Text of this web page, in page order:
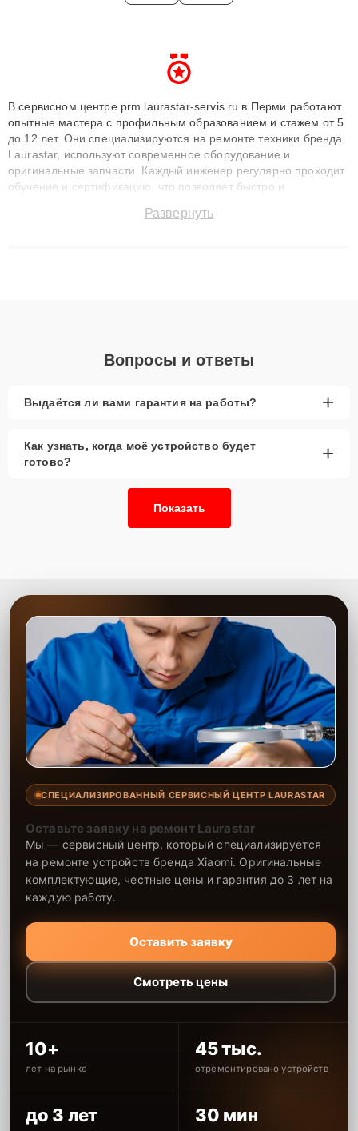
В сервисном центре prm.laurastar-servis.ru в Перми работают
опытные мастера с профильным образованием и стажем от 5
до 12 лет. Они специализируются на ремонте техники бренда
Laurastar, используют современное оборудование и
оригинальные запчасти. Каждый инженер регулярно проходит
обучение и сертификацию, что позволяет быстро и
сохранением гарантии до 3 лет. Наши мастера решают
Развернуть
Вопросы и ответы
Выдаётся ли вами гарантия на работы? +
Как узнать, когда моё устройство будет
готово?
+
Показать
СПЕЦИАЛИЗИРОВАННЫЙ СЕРВИСНЫЙ ЦЕНТР LAURASTAR
Оставьте заявку на ремонт Laurastar
Мы — сервисный центр, который специализируется
на ремонте устройств бренда Xiaomi. Оригинальные
комплектующие, честные цены и гарантия до 3 лет на
каждую работу.
Оставить заявку
Смотреть цены
10+
лет на рынке
45 тыс.
отремонтировано устройств
до 3 лет 30 мин